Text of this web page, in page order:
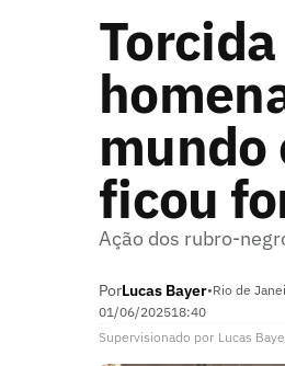
mundo
ficou
Ação dos rubro-
PorLucas Bayer•Rio de
01/06/202518:40
Supervisionado por Lucas